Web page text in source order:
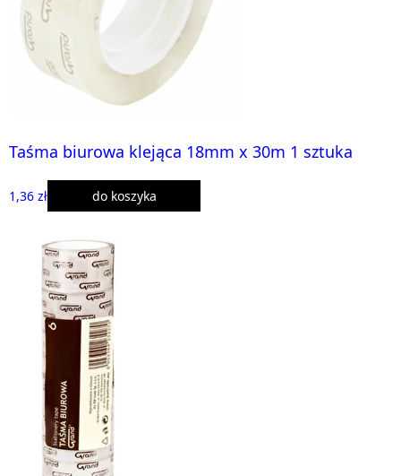
Taśma biurowa klejąca 18mm x 30m 1 sztuka
1,36 zł do koszyka